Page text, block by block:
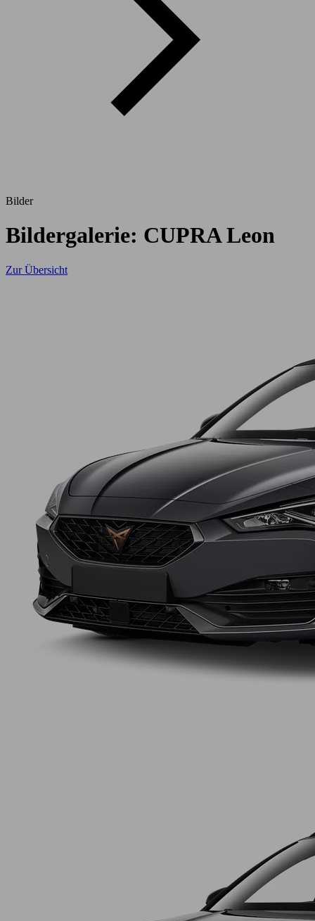
Bilder
Bildergalerie: CUPRA Leon
Zur Übersicht